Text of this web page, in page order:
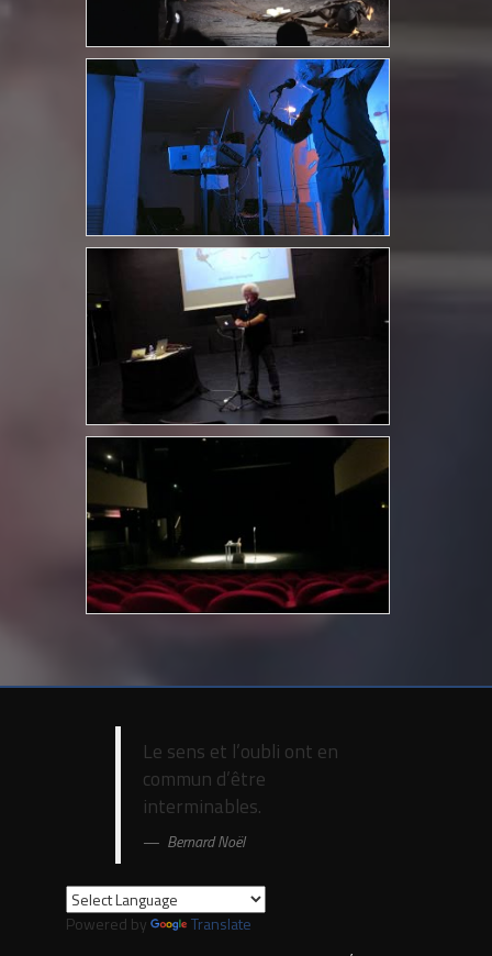
Le sens et l’oubli ont en
commun d’être
interminables.
Bernard Noël
Powered by Translate